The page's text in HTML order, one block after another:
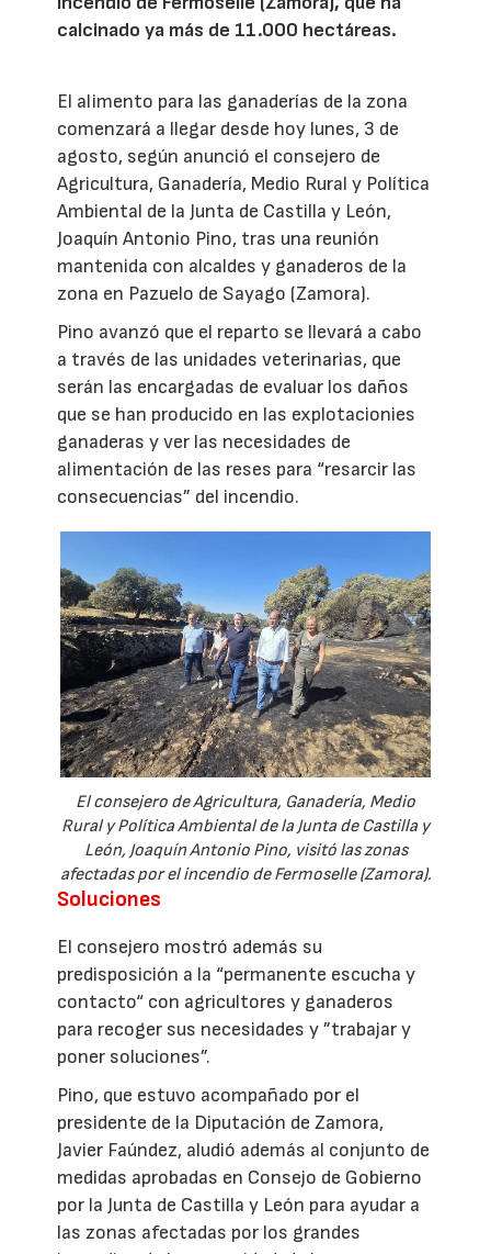
calcinado ya más de 11.000 hectáreas.
El alimento para las ganaderías de la zona
comenzará a llegar desde hoy lunes, 3 de
agosto, según anunció el consejero de
Agricultura, Ganadería, Medio Rural y Política
Ambiental de la Junta de Castilla y León,
Joaquín Antonio Pino, tras una reunión
mantenida con alcaldes y ganaderos de la
zona en Pazuelo de Sayago (Zamora).
Pino avanzó que el reparto se llevará a cabo
a través de las unidades veterinarias, que
serán las encargadas de evaluar los daños
que se han producido en las explotacionies
ganaderas y ver las necesidades de
alimentación de las reses para “resarcir las
consecuencias” del incendio.
El consejero de Agricultura, Ganadería, Medio
Rural y Política Ambiental de la Junta de Castilla y
León, Joaquín Antonio Pino, visitó las zonas
afectadas por el incendio de Fermoselle (Zamora).
Soluciones
El consejero mostró además su
predisposición a la “permanente escucha y
contacto“ con agricultores y ganaderos
para recoger sus necesidades y ”trabajar y
poner soluciones”.
Pino, que estuvo acompañado por el
presidente de la Diputación de Zamora,
Javier Faúndez, aludió además al conjunto de
medidas aprobadas en Consejo de Gobierno
por la Junta de Castilla y León para ayudar a
las zonas afectadas por los grandes